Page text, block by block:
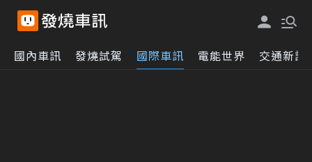
國內車訊 發燒試駕 國際車訊 電能世界 交通新訊